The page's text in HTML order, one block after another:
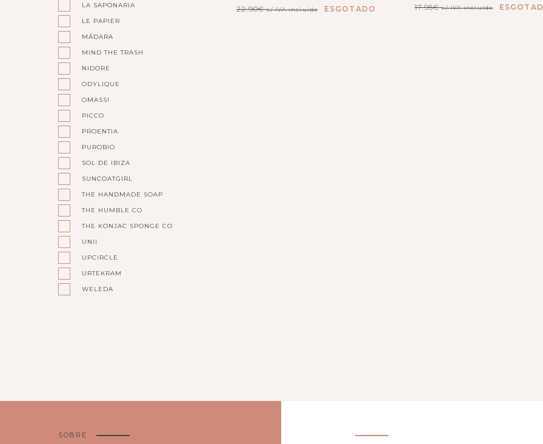
LA SAPONARIA
LE PAPIER
MÁDARA
MIND THE TRASH
NIDORE
ODYLIQUE
OMASSI
PICCO
PROENTIA
PUROBIO
SOL DE IBIZA
SUNCOATGIRL
THE HANDMADE SOAP
THE HUMBLE CO
THE KONJAC SPONGE CO
UNII
UPCIRCLE
URTEKRAM
WELEDA
22.90€ c/ IVA incluído ESGOTADO 17.95€ c/ IVA incluído
SOBRE